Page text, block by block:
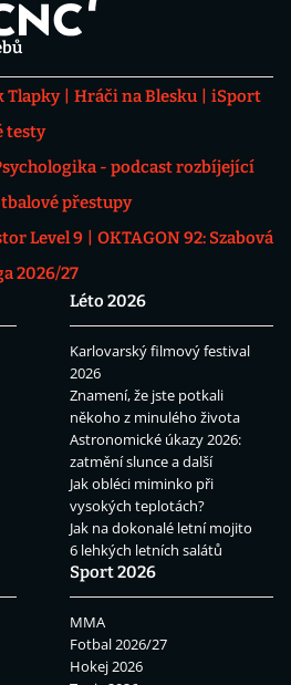
Tlapky Hráči na Blesku
iSport
testy
- podcast rozbíjející
přestupy
Level 9
OKTAGON 92: Szabová
2026/27
Léto 2026
Karlovarský filmový festival
2026
Znamení, že jste potkali
někoho z minulého života
Astronomické úkazy 2026:
zatmění slunce a další
Jak obléci miminko při
vysokých teplotách?
Jak na dokonalé letní mojito
6 lehkých letních salátů
Sport 2026
MMA
Fotbal 2026/27
Hokej 2026